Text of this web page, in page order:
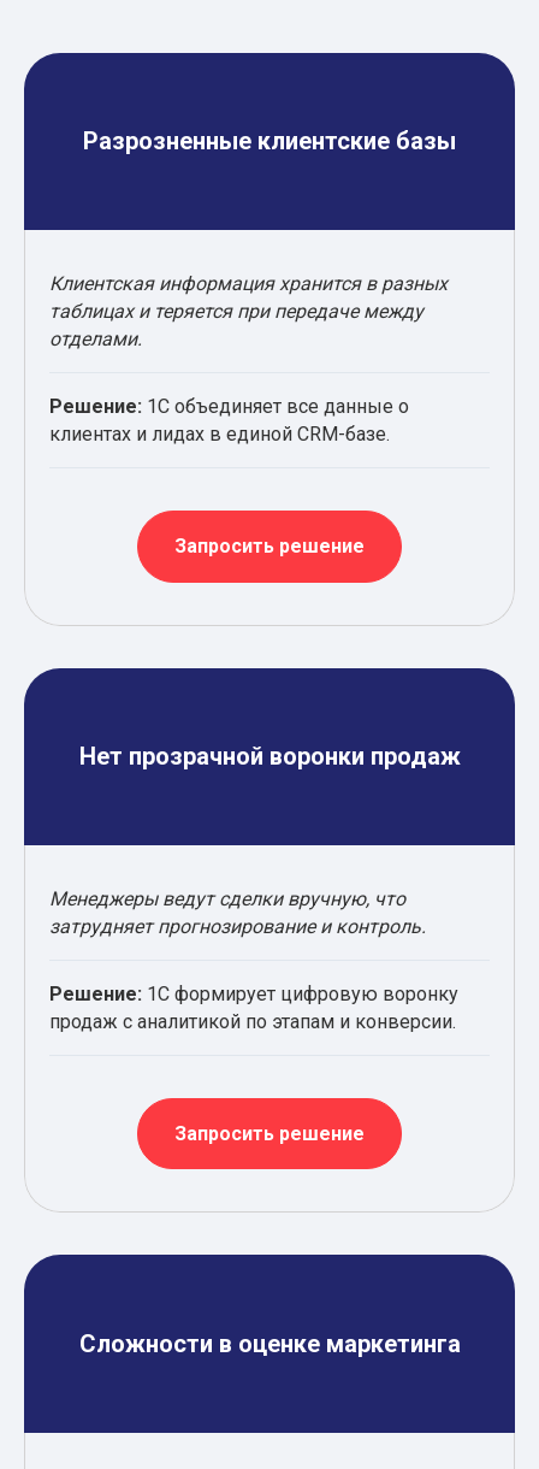
Разрозненные клиентские базы
Клиентская информация хранится в разных
таблицах и теряется при передаче между
отделами.
Решение: 1С объединяет все данные о
клиентах и лидах в единой CRM-базе.
Запросить решение
Нет прозрачной воронки продаж
Менеджеры ведут сделки вручную, что
затрудняет прогнозирование и контроль.
Решение: 1С формирует цифровую воронку
продаж с аналитикой по этапам и конверсии.
Запросить решение
Сложности в оценке маркетинга